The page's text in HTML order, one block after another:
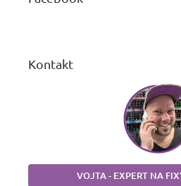
Kontakt
VOJTA - EXPERT NA